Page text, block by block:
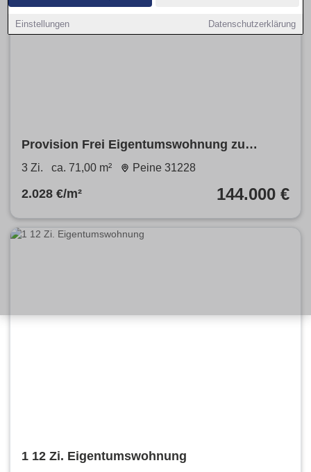
Einstellungen Datenschutzerklärung
Provision Frei Eigentumswohnung zu
verkaufen In Vöhrum Wohnung
3 Zi. ca. 71,00 m² Peine 31228
2.028 €/m² 144.000 €
1 12 Zi. Eigentumswohnung